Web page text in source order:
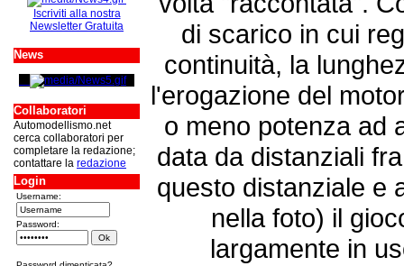
Iscriviti alla nostra
Newsletter Gratuita
News
Collaboratori
Automodellismo.net
cerca collaboratori per
completare la redazione;
contattare la redazione
Login
Username:
Password:
di scarico in cui
continuità, la
l'erogazione del
o meno potenza ad
data da distanziali
questo distanziale e
nella foto) il
largamente in